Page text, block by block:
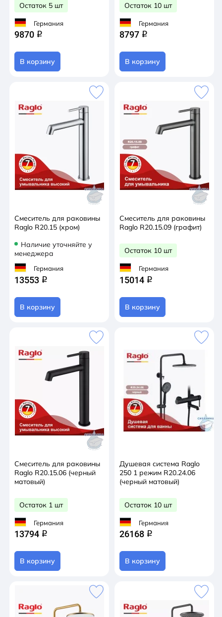
Остаток 5 шт
Германия
9870 q
В корзину
Остаток 10 шт
Германия
8797 q
В корзину
Смеситель для раковины
Raglo R20.15 (хром)
Наличие уточняйте у
менеджера
Германия
13553 q
В корзину
Смеситель для раковины
Raglo R20.15.09 (графит)
Остаток 10 шт
Германия
15014 q
В корзину
Смеситель для раковины
Raglo R20.15.06 (черный
матовый)
Остаток 1 шт
Германия
13794 q
В корзину
Душевая система Raglo
250 1 режим R20.24.06
(черный матовый)
Остаток 10 шт
Германия
26168 q
В корзину